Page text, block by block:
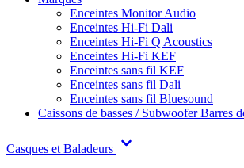
Enceintes Monitor Audio
Enceintes Hi-Fi Dali
Enceintes Hi-Fi Q Acoustics
Enceintes Hi-Fi KEF
Enceintes sans fil KEF
Enceintes sans fil Dali
Enceintes sans fil Bluesound
Caissons de basses / SubwooferBarres
Casques et Baladeurs